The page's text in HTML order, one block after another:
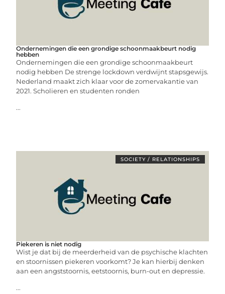
Ondernemingen die een grondige schoonmaakbeurt nodig
hebben
Ondernemingen die een grondige schoonmaakbeurt
nodig hebben De strenge lockdown verdwijnt stapsgewijs.
Nederland maakt zich klaar voor de zomervakantie van
2021. Scholieren en studenten ronden
...
SOCIETY / RELATIONSHIPS
Piekeren is niet nodig
Wist je dat bij de meerderheid van de psychische klachten
en stoornissen piekeren voorkomt? Je kan hierbij denken
aan een angststoornis, eetstoornis, burn-out en depressie.
...